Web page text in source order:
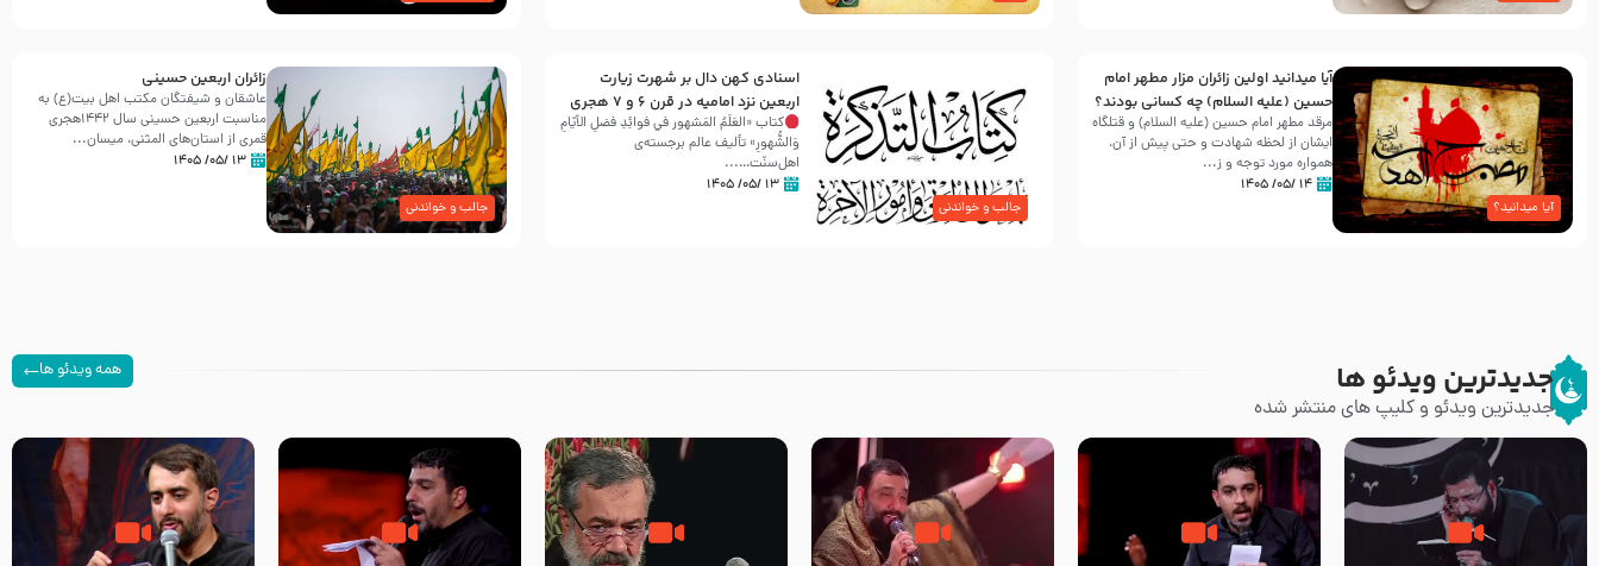
آیا میدانید؟
آیا میدانید اولین زائران مزار مطهر امام
حسین (علیه السلام) چه کسانی بودند؟
مرقد مطهر امام حسین (علیه السلام) و قتلگاه
ایشان از لحظه شهادت و حتی پیش از آن،
همواره مورد توجه و ز...
۱۴ /۰۵/ ۱۴۰۵
جالب و خواندنی
اسنادی کهن دال بر شهرت زیارت
اربعین نزد امامیه در قرن ۶ و ۷ هجری
کتاب «العَلَمُ المَشهور في فَوائِدِ فَضلِ الأيّامِ
وَالشُّهورِ» تألیف عالم برجسته‌ی
اهل‌سنّت…...
۱۳ /۰۵/ ۱۴۰۵
جالب و خواندنی
زائران اربعین حسینی
عاشقان و شیفتگان مکتب اهل بیت(ع) به
مناسبت اربعین حسینی سال ۱۴۴۲هجری
قمری از استان‌های المثنی، میسان...
۱۳ /۰۵/ ۱۴۰۵
جدیدترین ویدئو ها
جدیدترین ویدئو و کلیپ های منتشر شده
همه ویدئو ها